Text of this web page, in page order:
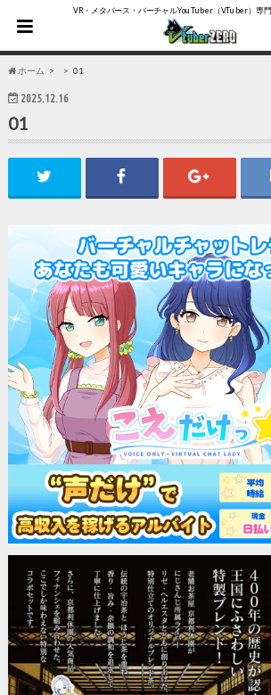
VR・メタバース・バーチャルYouTuber（VTuber）専
ホーム 01
2025.12.16
01